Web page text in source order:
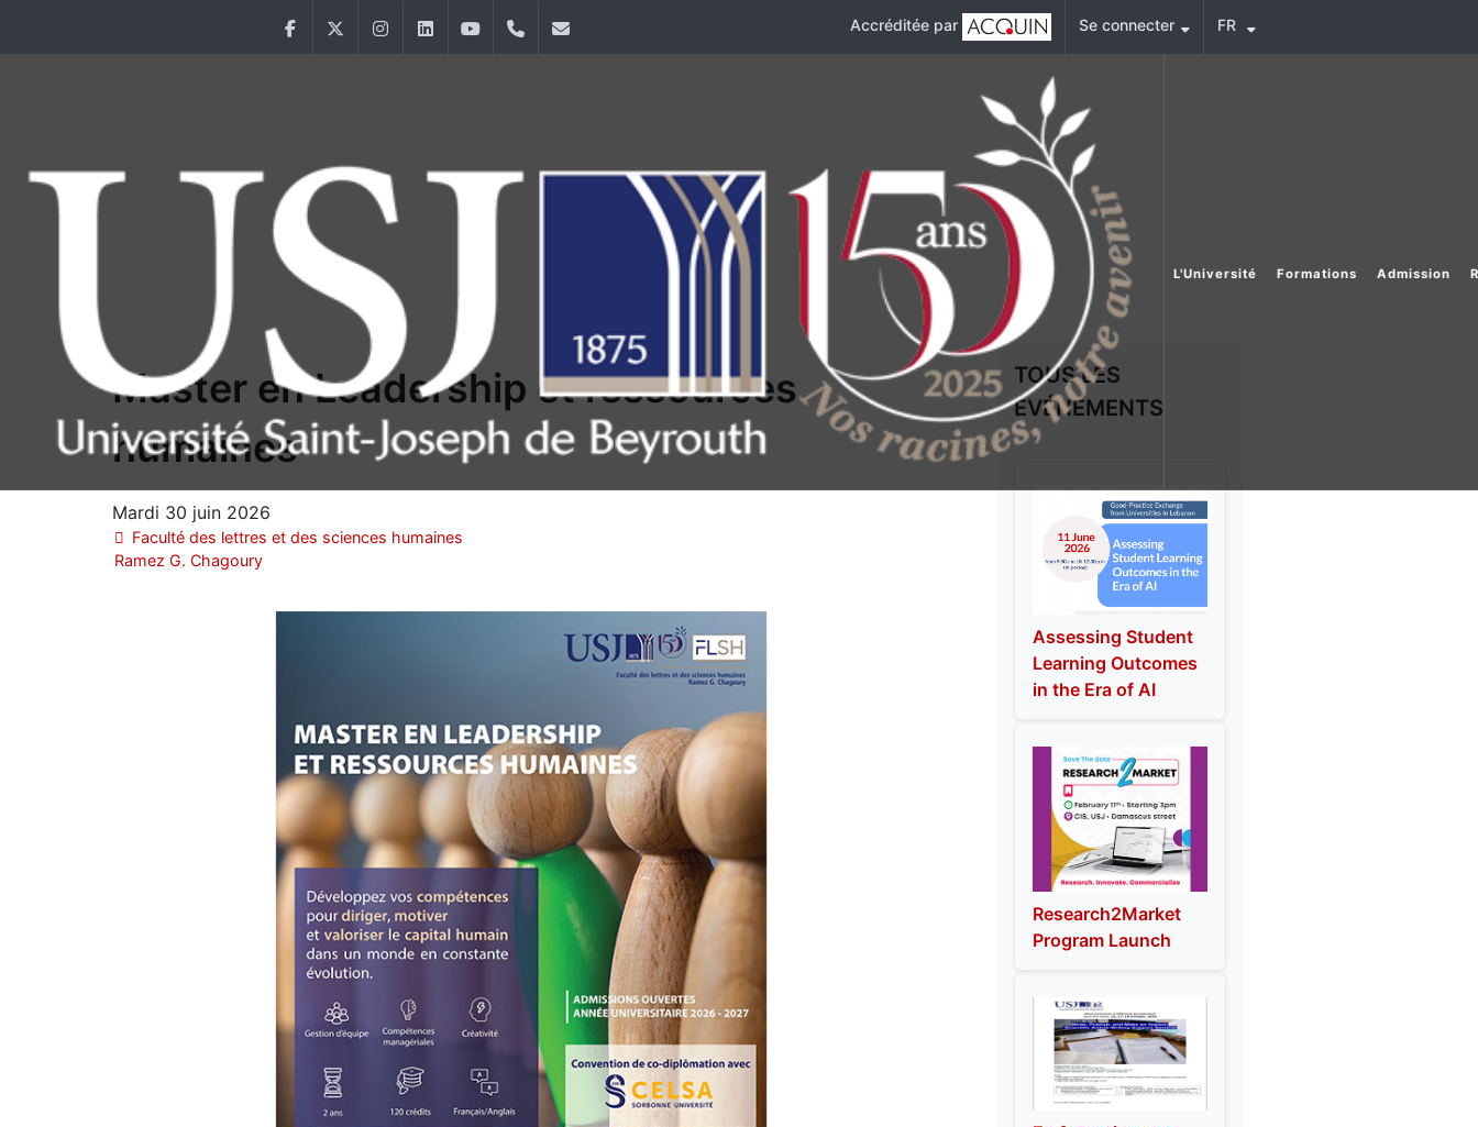
FacebookTwitter InstagramLinkedInYouTube+9611421000 Accréditée par Se connecter FR
L'Université Formations Admission
Master en Leadership et ressources
humaines
Mardi 30 juin 2026
Faculté des lettres et des sciences humaines
Ramez G. Chagoury
TOUS LES
ÉVÉNEMENTS
Assessing Student
Learning Outcomes
in the Era of AI
Research2Market
Program Launch